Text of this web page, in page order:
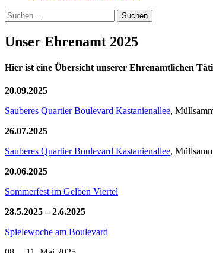
Suchen
nach:
Unser Ehrenamt 2025
Hier ist eine Übersicht unserer Ehrenamtlichen
20.09.2025
Sauberes Quartier Boulevard Kastanienallee,
26.07.2025
Sauberes Quartier Boulevard Kastanienallee,
20.06.2025
Sommerfest im Gelben Viertel
28.5.2025 – 2.6.2025
Spielewoche am Boulevard